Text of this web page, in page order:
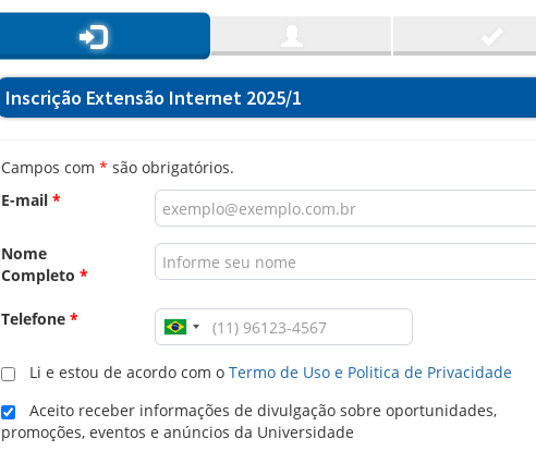
Inscrição Extensão Internet 2025/1
Campos com * são obrigatórios.
E-mail *
Nome
Completo *
Telefone *
Li e estou de acordo com o Termo de Uso e Politica de Privacidade
Aceito receber informações de divulgação sobre oportunidades,
promoções, eventos e anúncios da Universidade